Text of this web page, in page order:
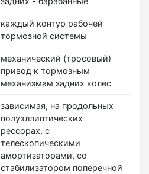
каждый контур рабочей
тормозной системы
механический (тросовый)
привод к тормозным
механизмам задних колес
зависимая, на продольных
полуэллиптических
рессорах, с
телескопическими
амортизаторами, со
стабилизатором поперечной